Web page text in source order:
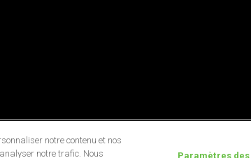
notre contenu et nos
notre trafic. Nous
Paramètres